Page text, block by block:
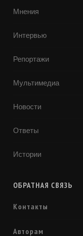
Мнения
Интервью
Репортажи
Мультимедиа
Новости
Ответы
Истории
ОБРАТНАЯ СВЯЗЬ
Контакты
Авторам